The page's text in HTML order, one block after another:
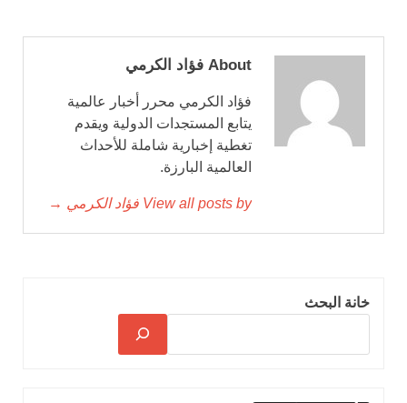
About فؤاد الكرمي
فؤاد الكرمي محرر أخبار عالمية
يتابع المستجدات الدولية ويقدم
تغطية إخبارية شاملة للأحداث
العالمية البارزة.
View all posts by فؤاد الكرمي →
خانة البحث